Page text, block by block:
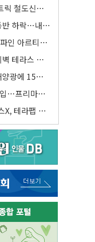
릭 철도신호
반 하락…내
인 아르티아
테라스 떨
수 조사"
양광에 15%
한' 적용
…프리마켓
X, 테라팹 부
설 예정